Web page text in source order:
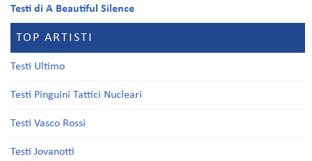
Testi di A Beautiful Silence
TOP ARTISTI
Testi Ultimo
Testi Pinguini Tattici Nucleari
Testi Vasco Rossi
Testi Jovanotti